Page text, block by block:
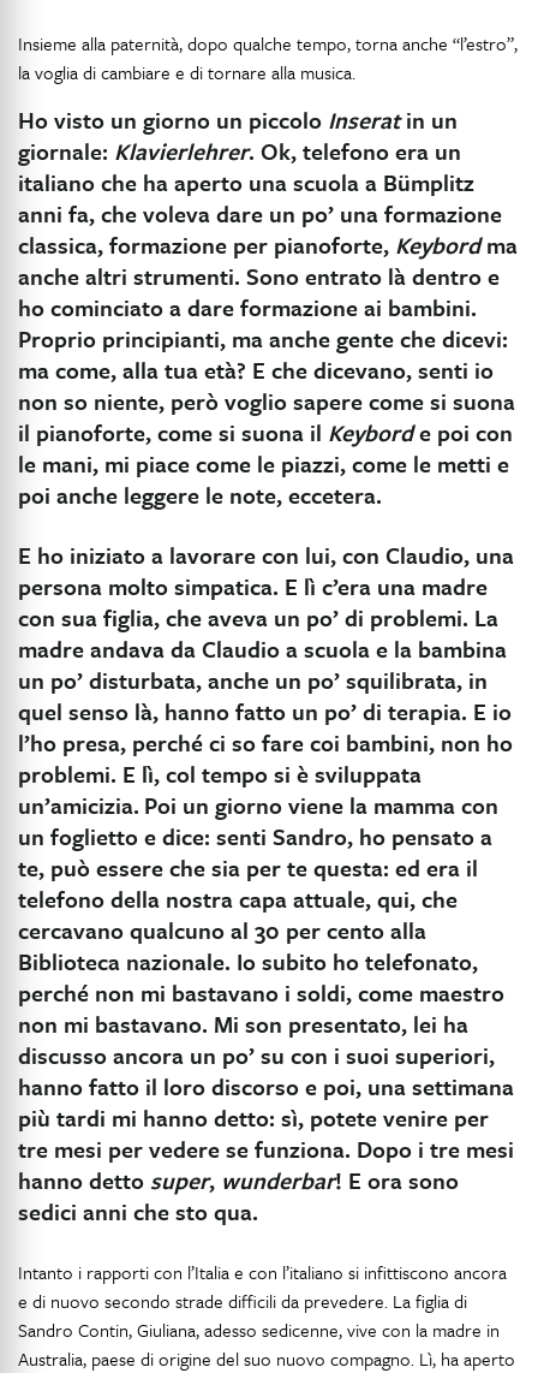
Insieme alla paternità, dopo qualche tempo, torna anche “l’estro”,
la voglia di cambiare e di tornare alla musica.
Ho visto un giorno un piccolo Inseratin un
giornale: Klavierlehrer. Ok, telefono era un
italiano che ha aperto una scuola a Bümplitz
anni fa, che voleva dare un po’ una formazione
classica, formazione per pianoforte, Keybordma
anche altri strumenti. Sono entrato là dentro e
ho cominciato a dare formazione ai bambini.
Proprio principianti, ma anche gente che dicevi:
ma come, alla tua età? E che dicevano, senti io
non so niente, però voglio sapere come si suona
il pianoforte, come si suona il Keyborde poi con
le mani, mi piace come le piazzi, come le metti e
poi anche leggere le note, eccetera.
E ho iniziato a lavorare con lui, con Claudio, una
persona molto simpatica. E lì c’era una madre
con sua figlia, che aveva un po’ di problemi. La
madre andava da Claudio a scuola e la bambina
un po’ disturbata, anche un po’ squilibrata, in
quel senso là, hanno fatto un po’ di terapia. E io
l’ho presa, perché ci so fare coi bambini, non ho
problemi. E lì, col tempo si è sviluppata
un’amicizia. Poi un giorno viene la mamma con
un foglietto e dice: senti Sandro, ho pensato a
te, può essere che sia per te questa: ed era il
telefono della nostra capa attuale, qui, che
cercavano qualcuno al 30 per cento alla
Biblioteca nazionale. Io subito ho telefonato,
perché non mi bastavano i soldi, come maestro
non mi bastavano. Mi son presentato, lei ha
discusso ancora un po’ su con i suoi superiori,
hanno fatto il loro discorso e poi, una settimana
più tardi mi hanno detto: sì, potete venire per
tre mesi per vedere se funziona. Dopo i tre mesi
hanno dettosuper, wunderbar! E ora sono
sedici anni che sto qua.
Intanto i rapporti con l’Italia e con l’italiano si infittiscono ancora
e di nuovo secondo strade difficili da prevedere. La figlia di
Sandro Contin, Giuliana, adesso sedicenne, vive con la madre in
Australia, paese di origine del suo nuovo compagno. Lì, ha aperto